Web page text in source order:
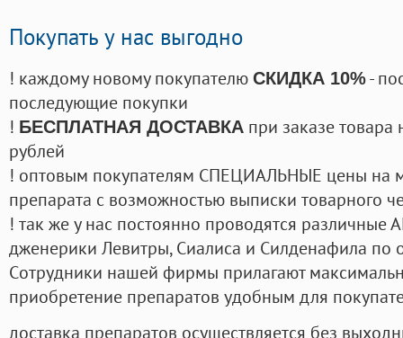
Покупать у нас выгодно
! каждому новому покупателю СКИДКА 10%-
последующие покупки
! БЕСПЛАТНАЯ ДОСТАВКА при заказе
рублей
! оптовым покупателям СПЕЦИАЛЬНЫЕ цены на
препарата с возможностью выписки товарного
! так же у нас постоянно проводятся
дженерики Левитры, Сиалиса и Силденафила по
Cотрудники нашей фирмы прилагают
приобретение препаратов удобным для
доставка препаратов осуществляется без